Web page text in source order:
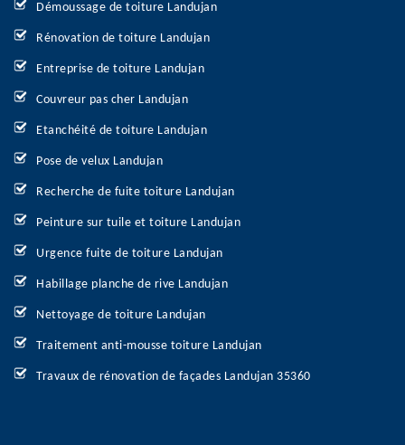
Démoussage de toiture Landujan
Rénovation de toiture Landujan
Entreprise de toiture Landujan
Couvreur pas cher Landujan
Etanchéité de toiture Landujan
Pose de velux Landujan
Recherche de fuite toiture Landujan
Peinture sur tuile et toiture Landujan
Urgence fuite de toiture Landujan
Habillage planche de rive Landujan
Nettoyage de toiture Landujan
Traitement anti-mousse toiture Landujan
Travaux de rénovation de façades Landujan 35360